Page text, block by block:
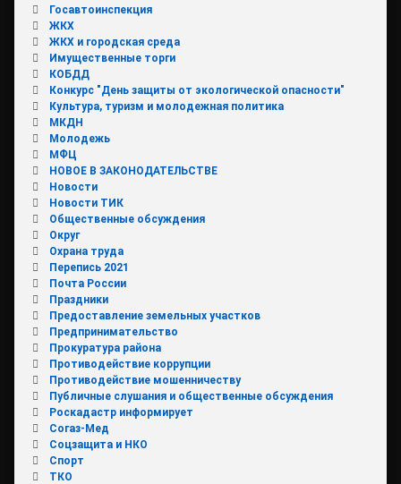
Госавтоинспекция
ЖКХ
ЖКХ и городская среда
Имущественные торги
КОБДД
Конкурс "День защиты от экологической опасности"
Культура, туризм и молодежная политика
МКДН
Молодежь
МФЦ
НОВОЕ В ЗАКОНОДАТЕЛЬСТВЕ
Новости
Новости ТИК
Общественные обсуждения
Округ
Охрана труда
Перепись 2021
Почта России
Праздники
Предоставление земельных участков
Предпринимательство
Прокуратура района
Противодействие коррупции
Противодействие мошенничеству
Публичные слушания и общественные обсуждения
Роскадастр информирует
Согаз-Мед
Соцзащита и НКО
Спорт
ТКО